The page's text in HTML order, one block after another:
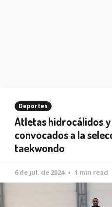
Deportes
Atletas hidrocálidos
convocados a la
taekwondo
6 de jul. de 2024 1 min read